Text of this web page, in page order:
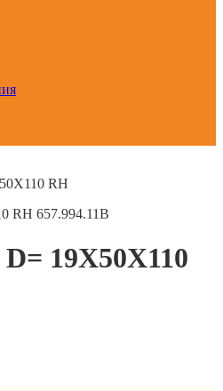
RH
RH 657.994.11B
19X50X110